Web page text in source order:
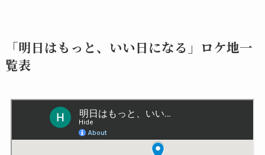
「明日はもっと、いい日になる」ロケ地一
覧表